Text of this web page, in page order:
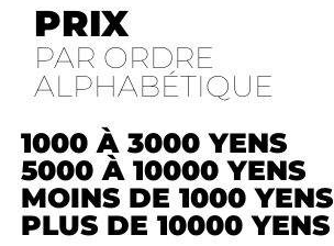
PRIX
PAR ORDRE
ALPHABÉTIQUE
1000 À 3000 YENS
5000 À 10000 YENS
MOINS DE 1000 YENS
PLUS DE 10000 YENS